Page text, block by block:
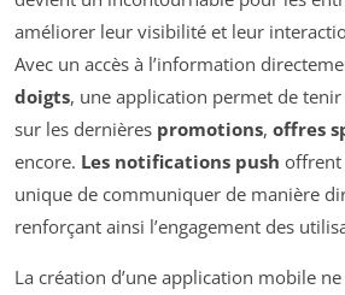
améliorer leur visibilité et leur
Avec un accès à l’information
doigts, une application permet de
sur les dernières promotions, offres
encore. Les notifications push
unique de communiquer de manière
renforçant ainsi l’engagement des
La création d’une application mobile